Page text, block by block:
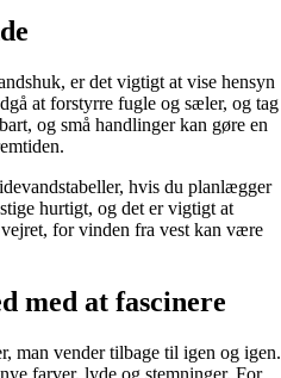
er det vigtigt at vise hensyn
at forstyrre fugle og sæler, og tag
og små handlinger kan gøre en
hvis du planlægger
hurtigt, og det er vigtigt at
for vinden fra vest kan være
med at fascinere
man vender tilbage til igen og igen.
farver, lyde og stemninger. For